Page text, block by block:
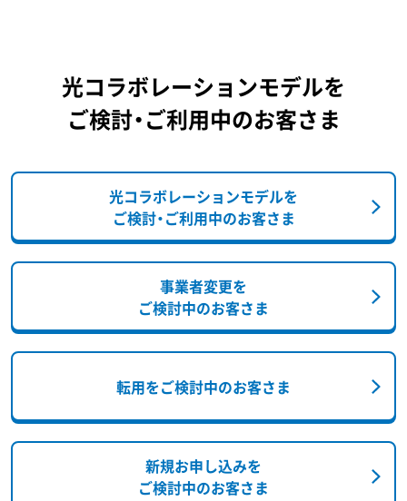
光コラボレーションモデルを
ご検討・ご利用中のお客さま
光コラボレーションモデルを
ご検討・ご利用中のお客さま
事業者変更を
ご検討中のお客さま
転用をご検討中のお客さま
新規お申し込みを
ご検討中のお客さま